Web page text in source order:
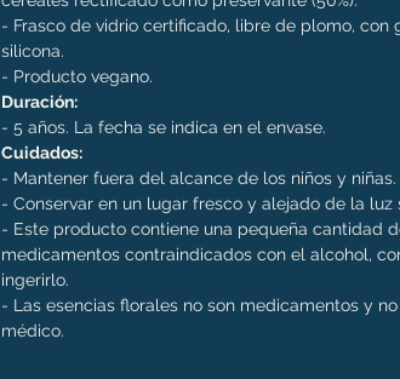
- Frasco de vidrio certificado, libre de plomo, con
silicona.
- Producto vegano.
Duración:
- 5 años. La fecha se indica en el envase.
Cuidados:
- Mantener fuera del alcance de los niños y niñas.
- Conservar en un lugar fresco y alejado de la luz
- Este producto contiene una pequeña cantidad
medicamentos contraindicados con el alcohol,
ingerirlo.
- Las esencias florales no son medicamentos y
médico.